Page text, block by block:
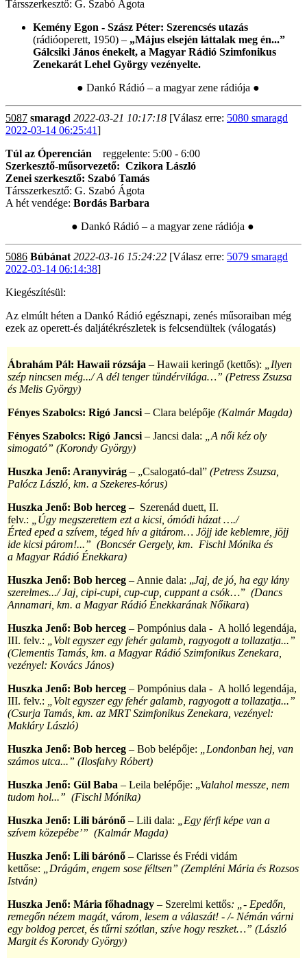
Társszerkesztő: G. Szabó Ágota
Kemény Egon - Szász Péter: Szerencsés utazás
(rádióoperett, 1950) – „Május elsején láttalak meg én...”
Gálcsiki János énekelt, a Magyar Rádió Szimfonikus
Zenekarát Lehel György vezényelte.
● Dankó Rádió – a magyar zene rádiója ●
5087 smaragd 2022-03-21 10:17:18 [Válasz erre: 5080 smaragd
2022-03-14 06:25:41]
Túl az Óperencián
reggelente: 5:00 - 6:00
Szerkesztő-műsorvezető: Czikora László
Zenei szerkesztő: Szabó Tamás
Társszerkesztő: G. Szabó Ágota
A hét vendége: Bordás Barbara
● Dankó Rádió – a magyar zene rádiója ●
5086 Búbánat 2022-03-16 15:24:22 [Válasz erre: 5079 smaragd
2022-03-14 06:14:38]
Kiegészítésül:
Az elmúlt héten a Dankó Rádió egésznapi, zenés műsoraiban még
ezek az operett-és daljátékrészletek is felcsendültek (válogatás)
Ábrahám Pál: Hawaii rózsája – Hawaii keringő (kettős):
„Ilyen
szép nincsen még.../ A dél tenger tündérvilága…” (Petress Zsuzsa
és Melis György)
Fényes Szabolcs: Rigó Jancsi – Clara belépője (Kalmár Magda)
Fényes Szabolcs: Rigó Jancsi – Jancsi dala:
„A női kéz oly
simogató” (Korondy György)
Huszka Jenő: Aranyvirág – „Csalogató-dal” (Petress Zsuzsa,
Palócz László, km. a Szekeres-kórus)
Huszka Jenő: Bob herceg – Szerenád duett, II.
felv.:
„Úgy megszerettem ezt a kicsi, ómódi házat …./
Érted eped a szívem, téged hív a gitárom… Jöjj ide keblemre, jöjj
ide kicsi párom!...” (Boncsér Gergely, km. Fischl Mónika és
a Magyar Rádió Énekkara)
Huszka Jenő: Bob herceg – Annie dala: „Jaj, de jó, ha egy lány
szerelmes.../ Jaj, cipi-cupi, cup-cup, cuppant a csók…” (Dancs
Annamari, km. a Magyar Rádió Énekkarának Nőikara)
Huszka Jenő: Bob herceg – Pompónius dala - A holló legendája,
III. felv.:
„Volt egyszer egy fehér galamb, ragyogott a tollazatja...”
(Clementis Tamás, km. a Magyar Rádió Szimfonikus Zenekara,
vezényel: Kovács János)
Huszka Jenő: Bob herceg – Pompónius dala - A holló legendája,
III. felv.:
„Volt egyszer egy fehér galamb, ragyogott a tollazatja...”
(Csurja Tamás, km. az MRT Szimfonikus Zenekara, vezényel:
Makláry László)
Huszka Jenő: Bob herceg – Bob belépője: „Londonban hej, van
számos utca...” (Ilosfalvy Róbert)
Huszka Jenő: Gül Baba – Leila belépője: „Valahol messze, nem
tudom hol...” (Fischl Mónika)
Huszka Jenő: Lili bárónő – Lili dala:
„Egy férfi képe van a
szívem közepébe’” (Kalmár Magda)
Huszka Jenő: Lili bárónő – Clarisse és Frédi vidám
kettőse:
„Drágám, engem sose féltsen” (Zempléni Mária és Rozsos
István)
Huszka Jenő: Mária főhadnagy – Szerelmi kettős: „- Epedőn,
remegőn nézem magát, várom, lesem a válaszát! - /- Némán várni
egy boldog percet, és tűrni szótlan, szíve hogy reszket…” (László
Margit és Korondy György)